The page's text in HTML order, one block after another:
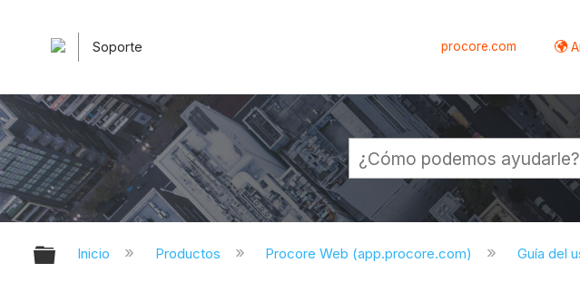
Soporte procore.com
Expandir/contraer jerarquía global
Inicio Productos Procore Web (app.procore.com) Guía del